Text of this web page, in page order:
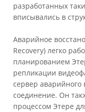
разработанных
вписывались в
Аварийное
Recovery) легко
планированием
репликации
сервер аварийного
соединение. Он
процессом Этере